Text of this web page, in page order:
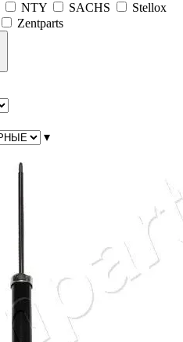
NTY SACHS
Stellox
Zentparts
▾